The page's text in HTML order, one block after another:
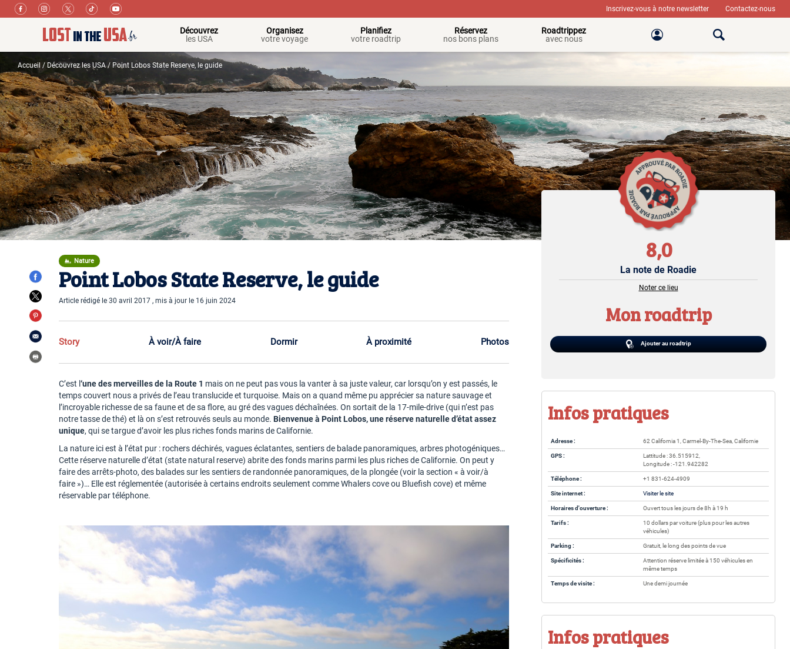
Inscrivez-vous à notre newsletter Contactez-nous
Découvrez
les USA
Organisez
votre voyage
Planifiez
votre roadtrip
Réservez
nos bons plans
Roadtrippez
avec nous
Accueil / Découvrez les USA/ Point Lobos State Reserve, le guide
Nature
Point Lobos State Reserve, le guide
Article rédigé le 30 avril 2017 , mis à jour le 16 juin 2024
Story À voir/À faire Dormir À proximité Photos
C’est l‘une des merveilles de la Route 1 mais on ne peut pas vous la vanter à sa juste valeur, car lorsqu’on y est passés, le
temps couvert nous a privés de l’eau translucide et turquoise. Mais on a quand même pu apprécier sa nature sauvage et
l’incroyable richesse de sa faune et de sa flore, au gré des vagues déchaînées. On sortait de la 17-mile-drive (qui n’est pas
notre tasse de thé) et là on s’est retrouvés seuls au monde.Bienvenue à Point Lobos, une réserve naturelle d’état assez
unique, qui se targue d’avoir les plus riches fonds marins de Californie.
La nature ici est à l’état pur : rochers déchirés, vagues éclatantes, sentiers de balade panoramiques, arbres photogéniques…
Cette réserve naturelle d’état (state natural reserve) abrite des fonds marins parmi les plus riches de Californie. On peut y
faire des arrêts-photo, des balades sur les sentiers de randonnée panoramiques, de la plongée (voir la section « à voir/à
faire »)… Elle est réglementée (autorisée à certains endroits seulement comme Whalers cove ou Bluefish cove) et même
réservable par téléphone.
8,0
La note de Roadie
Noter ce lieu
Mon roadtrip
Ajouter au roadtrip
Infos pratiques
Adresse : 62 California 1, Carmel-By-The-Sea, Californie
GPS :
Lattitude : 36.515912,
Longitude : -121.942282
Téléphone : +1 831-624-4909
Site internet : Visiter le site
Horaires d'ouverture : Ouvert tous les jours de 8h à 19 h
Tarifs :
10 dollars par voiture (plus pour les autres
véhicules)
Parking : Gratuit, le long des points de vue
Spécificités :
Attention réserve limitée à 150 véhicules en
même temps
Temps de visite : Une demi journée
Infos pratiques